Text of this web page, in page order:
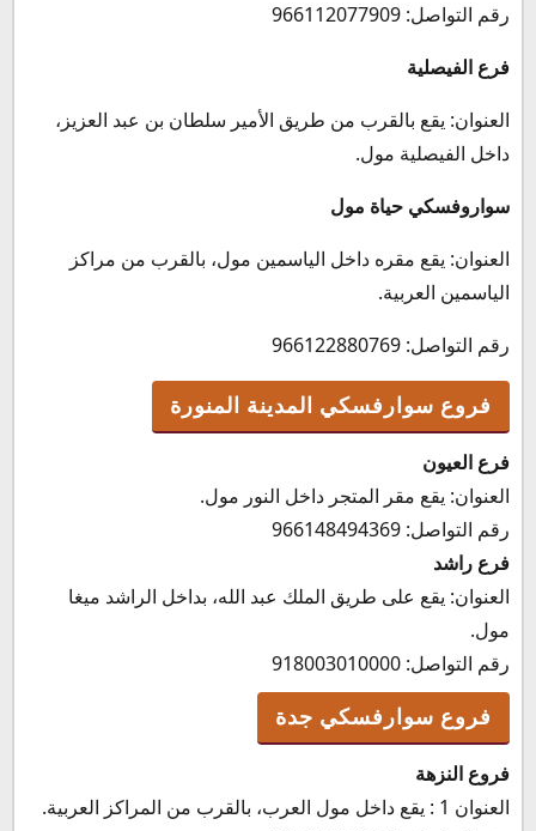
رقم التواصل: 966112077909
فرع الفيصلية
العنوان: يقع بالقرب من طريق الأمير سلطان بن عبد العزيز،
داخل الفيصلية مول.
سواروفسكي حياة مول
العنوان: يقع مقره داخل الياسمين مول، بالقرب من مراكز
الياسمين العربية.
رقم التواصل: 966122880769
فروع سوارفسكي المدينة المنورة
فرع العيون
العنوان: يقع مقر المتجر داخل النور مول.
رقم التواصل: 966148494369
فرع راشد
العنوان: يقع على طريق الملك عبد الله، بداخل الراشد ميغا
مول.
رقم التواصل: 918003010000
فروع سوارفسكي جدة
فروع النزهة
العنوان 1 : يقع داخل مول العرب، بالقرب من المراكز العربية.